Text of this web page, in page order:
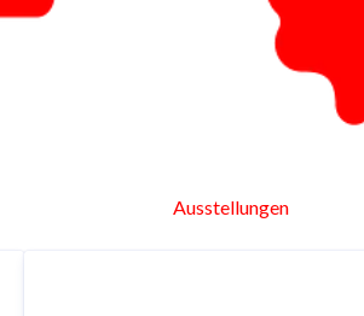
Ausstellungen